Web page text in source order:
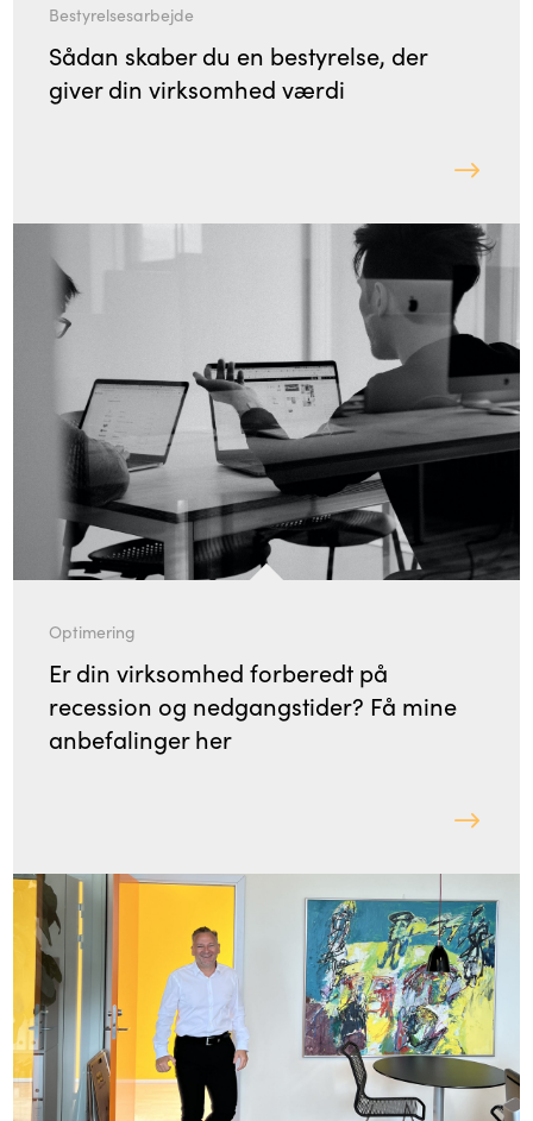
Bestyrelsesarbejde
Sådan skaber du en bestyrelse, der
giver din virksomhed værdi
Optimering
Er din virksomhed forberedt på
recession og nedgangstider? Få mine
anbefalinger her